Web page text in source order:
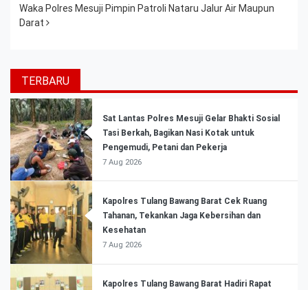
Waka Polres Mesuji Pimpin Patroli Nataru Jalur Air Maupun
Darat
TERBARU
Sat Lantas Polres Mesuji Gelar Bhakti Sosial
Tasi Berkah, Bagikan Nasi Kotak untuk
Pengemudi, Petani dan Pekerja
7 Aug 2026
Kapolres Tulang Bawang Barat Cek Ruang
Tahanan, Tekankan Jaga Kebersihan dan
Kesehatan
7 Aug 2026
Kapolres Tulang Bawang Barat Hadiri Rapat